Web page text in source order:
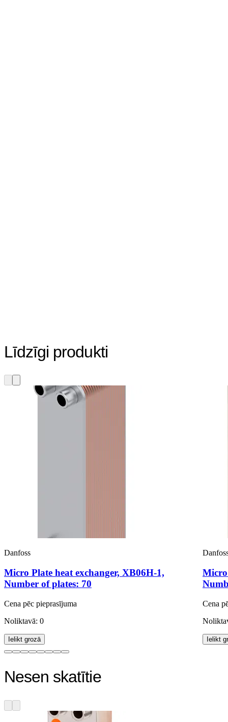
Līdzīgi produkti
Danfoss
Micro Plate heat exchanger, XB06H-1,
Number of plates: 70
Cena pēc pieprasījuma
Noliktavā: 0
Ielikt grozā
Micro
Cena
Ielikt
Nesen skatītie